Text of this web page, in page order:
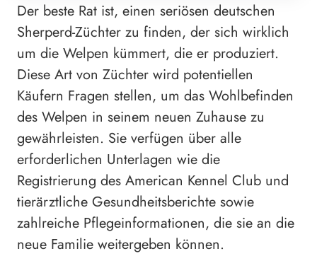
Der beste Rat ist, einen seriösen deutschen
Sherperd-Züchter zu finden, der sich wirklich
um die Welpen kümmert, die er produziert.
Diese Art von Züchter wird potentiellen
Käufern Fragen stellen, um das Wohlbefinden
des Welpen in seinem neuen Zuhause zu
gewährleisten. Sie verfügen über alle
erforderlichen Unterlagen wie die
Registrierung des American Kennel Club und
tierärztliche Gesundheitsberichte sowie
zahlreiche Pflegeinformationen, die sie an die
neue Familie weitergeben können.